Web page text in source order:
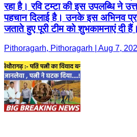
रहा है। रवि टम्टा की इस उपलब्धि ने
पहचान दिलाई है। उनके इस अभिनव
जताते हुए पूरी टीम को शुभकामनाएं दी हैं।
Pithoragarh, Pithoragarh | Aug 7,